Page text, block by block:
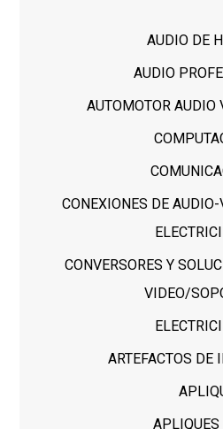
AUDIO DE
AUDIO
AUTOMOTOR AUDIO
CONEXIONES DE
CONVERSORES Y
VIDEO/
ARTEFACTOS DE
APLIQUES